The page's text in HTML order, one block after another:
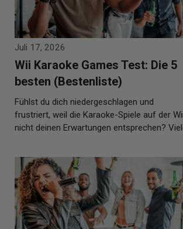
Juli 17, 2026
Wii Karaoke Games Test: Die 5
besten (Bestenliste)
Fühlst du dich niedergeschlagen und
frustriert, weil die Karaoke-Spiele auf der Wii
nicht deinen Erwartungen entsprechen?
Weiterlesen…